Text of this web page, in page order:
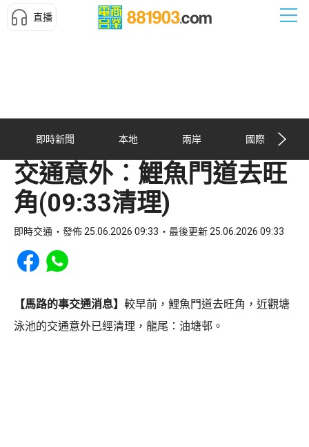
直播
即時新聞 本地 兩岸 國際
交通意外︰鯉魚門道去旺
角(09:33清理)
即時交通 發佈 25.06.2026 09:33 最後更新 25.06.2026 09:33
Share to Facebook
Share to WhatsApp
【馬路的事交通消息】 較早前，鯉魚門道去旺角，近觀塘
泳池的交通意外已經清理，龍尾：油塘邨。